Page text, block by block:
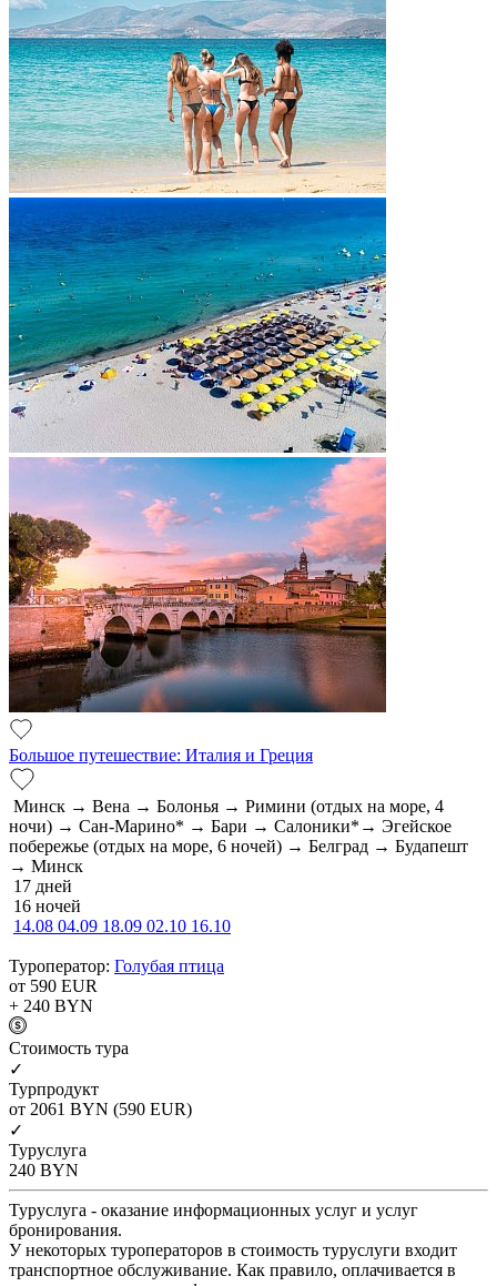
Большое путешествие: Италия и Греция
Минск → Вена → Болонья → Римини (отдых на море, 4
ночи) → Сан-Марино* → Бари → Салоники*→ Эгейское
побережье (отдых на море, 6 ночей) → Белград → Будапешт
→ Минск
17 дней
16 ночей
14.08 04.09 18.09 02.10 16.10
Туроператор: Голубая птица
от 590 EUR
+ 240 BYN
Cтоимость тура
✓
Турпродукт
от 2061 BYN (590 EUR)
✓
Туруслуга
240 BYN
Туруслуга - оказание информационных услуг и услуг
бронирования.
У некоторых туроператоров в стоимость туруслуги входит
транспортное обслуживание. Как правило, оплачивается в